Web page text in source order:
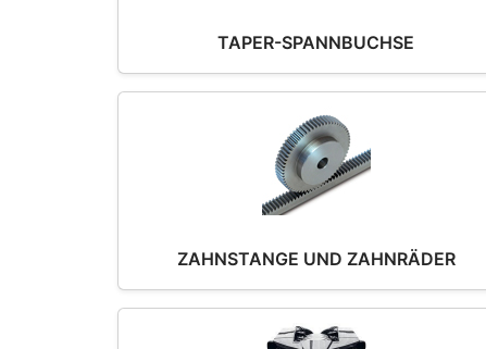
TAPER-SPANNBUCHSE
ZAHNSTANGE UND ZAHNRÄDER